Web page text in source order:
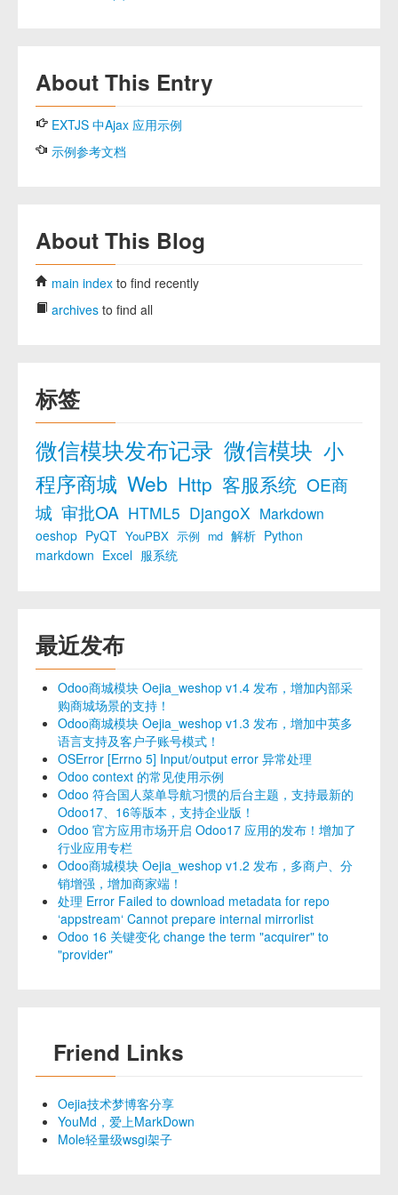
About This Entry
EXTJS 中Ajax 应用示例
示例参考文档
About This Blog
main index to find recently
archives to find all
标签
微信模块发布记录 微信模块 小
程序商城 Web Http 客服系统 OE商
城 审批OA HTML5 DjangoX Markdown
oeshop PyQT YouPBX 示例 md 解析 Python
markdown Excel 服系统
最近发布
Odoo商城模块 Oejia_weshop v1.4 发布，增加内部采
购商城场景的支持！
Odoo商城模块 Oejia_weshop v1.3 发布，增加中英多
语言支持及客户子账号模式！
OSError [Errno 5] Input/output error 异常处理
Odoo context 的常见使用示例
Odoo 符合国人菜单导航习惯的后台主题，支持最新的
Odoo17、16等版本，支持企业版！
Odoo 官方应用市场开启 Odoo17 应用的发布！增加了
行业应用专栏
Odoo商城模块 Oejia_weshop v1.2 发布，多商户、分
销增强，增加商家端！
处理 Error Failed to download metadata for repo
‘appstream‘ Cannot prepare internal mirrorlist
Odoo 16 关键变化 change the term "acquirer" to
"provider"
Friend Links
Oejia技术梦博客分享
YouMd，爱上MarkDown
Mole轻量级wsgi架子